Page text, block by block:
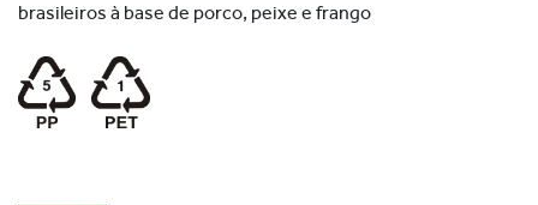
brasileiros à base de porco, peixe e frango